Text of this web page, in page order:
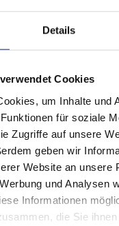
Details
Cookies
um Inhalte und
für soziale
Zugriffe auf unsere
geben wir
Website an unsere
und Analysen
Informationen
die Sie